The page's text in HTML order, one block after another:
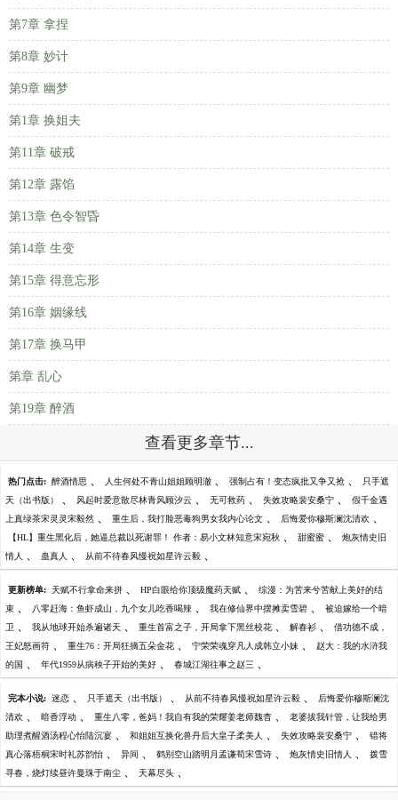
第7章 拿捏
第8章 妙计
第9章 幽梦
第1章 换姐夫
第11章 破戒
第12章 露馅
第13章 色令智昏
第14章 生变
第15章 得意忘形
第16章 姻缘线
第17章 换马甲
第章 乱心
第19章 醉酒
查看更多章节...
热门点击: 醉酒情思 、 人生何处不青山姐姐顾明澈 、 强制占有！变态疯批又争又抢 、 只手遮
天（出书版） 、 风起时爱意散尽林青风顾汐云 、 无可救药 、 失效攻略裴安桑宁 、 假千金遇
上真绿茶宋灵灵宋毅然 、 重生后，我打脸恶毒狗男女我内心论文 、 后悔爱你穆斯澜沈清欢 、
【HL】重生黑化后，她逼总裁以死谢罪！ 作者：易小文林知意宋宛秋 、 甜蜜蜜 、 炮灰情史旧
情人 、 蛊真人 、 从前不待春风慢祝如星许云毅 、
更新榜单: 天赋不行拿命来拼 、 HP白眼给你顶级魔药天赋 、 综漫：为苦来兮苦献上美好的结
束 、 八零赶海：鱼虾成山，九个女儿吃香喝辣 、 我在修仙界中摆摊卖雪碧 、 被迫嫁给一个暗
卫 、 我从地球开始杀遍诸天 、 重生首富之子，开局拿下黑丝校花 、 解春衫 、 借功德不成，
王妃怒画符 、 重生76：开局狂摘五朵金花 、 宁荣荣魂穿凡人成韩立小妹 、 赵大：我的水浒我
的国 、 年代1959从病秧子开始的美好 、 春城江湖往事之赵三 、
完本小说: 迷恋 、 只手遮天（出书版） 、 从前不待春风慢祝如星许云毅 、 后悔爱你穆斯澜沈
清欢 、 暗香浮动 、 重生八零，爸妈！我自有我的荣耀姜老师魏杳 、 老婆拔我针管，让我给男
助理煮醒酒汤程心怡陆沉宴 、 和姐姐互换化兽丹后大皇子柔美人 、 失效攻略裴安桑宁 、 错将
真心落梧桐宋时礼苏韵怡 、 异间 、 鹤别空山踏明月孟谦荀宋雪诗 、 炮灰情史旧情人 、 拨雪
寻春，烧灯续昼许曼珠于南尘 、 天幕尽头 、